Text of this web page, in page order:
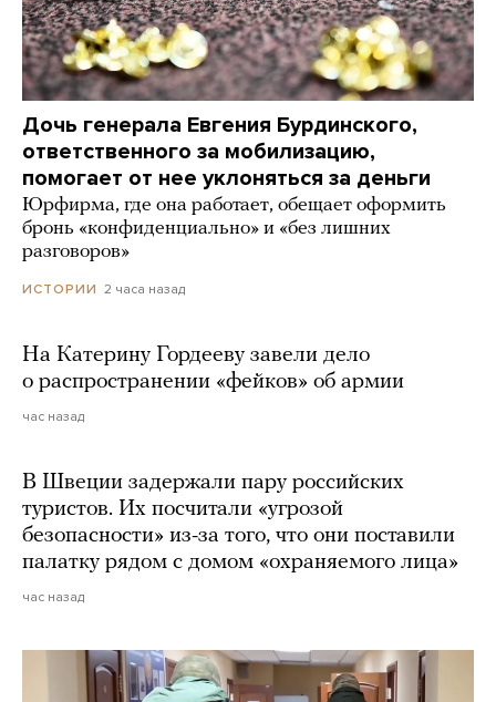
Дочь генерала Евгения Бурдинского,
ответственного за мобилизацию,
помогает от нее уклоняться за деньги
Юрфирма, где она работает, обещает оформить
бронь «конфиденциально» и «без лишних
разговоров»
ИСТОРИИ 2 часа назад
На Катерину Гордееву завели дело
о распространении «фейков» об армии
час назад
В Швеции задержали пару российских
туристов. Их посчитали «угрозой
безопасности» из-за того, что они поставили
палатку рядом с домом «охраняемого лица»
час назад